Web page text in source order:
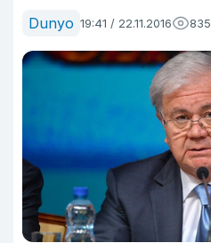
Dunyo 19:41 / 22.11.2016 835